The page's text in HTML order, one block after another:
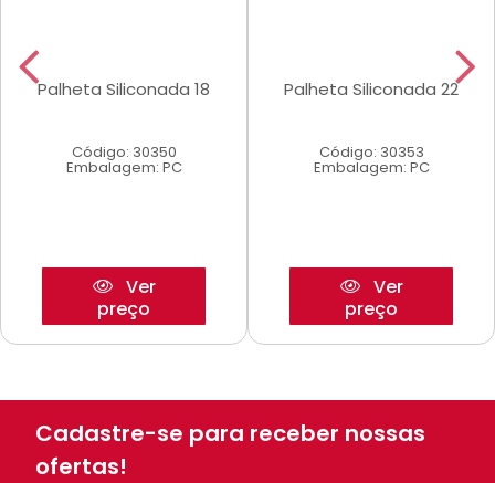
Palheta Siliconada 18
Código: 30350
Embalagem: PC
Ver
preço
Palheta Siliconada 22
Código: 30353
Embalagem: PC
Ver
preço
Cadastre-se para receber nossas
ofertas!